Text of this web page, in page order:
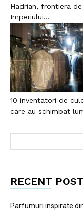
Hadrian, frontiera
Imperiului...
10 inventatori de
care au schimbat
RECENT
Parfumuri inspirate